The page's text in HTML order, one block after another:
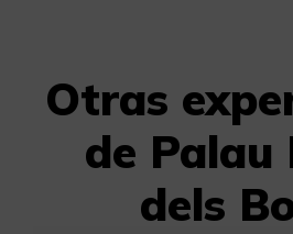
Otras
de Palau
dels